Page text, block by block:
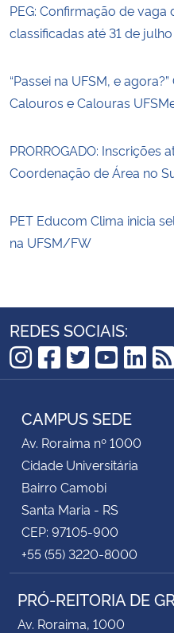
PEG: Confirmação de
classificadas até 31 de julho
“Passei na UFSM, e
Calouros e Calouras
PRORROGADO: Inscrições
Coordenação de Área no
PET Educom Clima inicia
na UFSM/FW
REDES SOCIAIS:
Instagram
Facebook
Twitter
CAMPUS SEDE
Av. Roraima nº 1000
Cidade Universitária
Bairro Camobi
Santa Maria - RS
CEP: 97105-900
+55 (55) 3220-8000
PRÓ-REITORIA DE
Av. Roraima, 1000